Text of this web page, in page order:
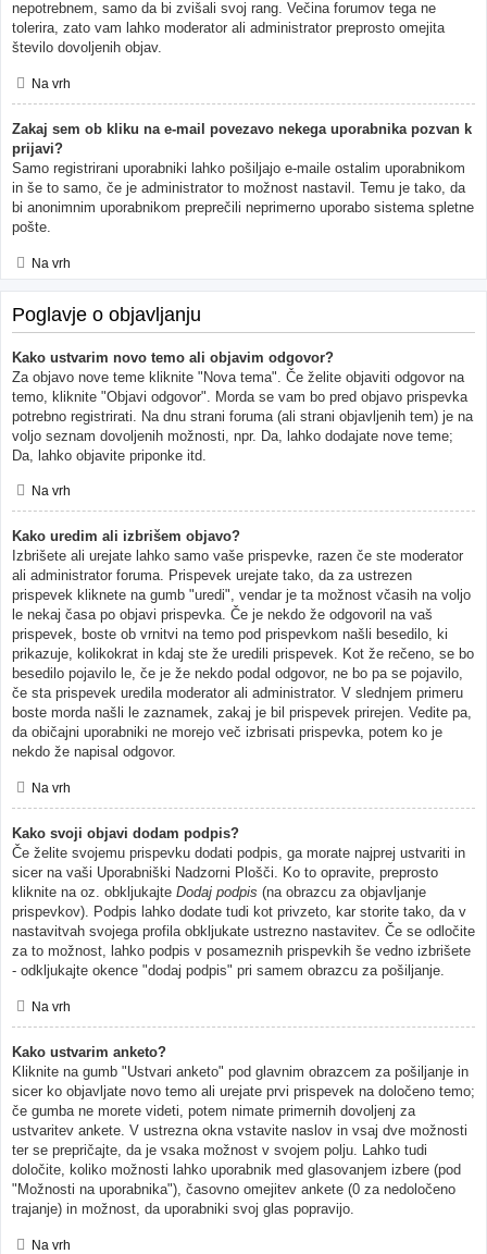
nepotrebnem, samo da bi zvišali svoj rang. Večina forumov tega ne
tolerira, zato vam lahko moderator ali administrator preprosto omejita
število dovoljenih objav.
Na vrh
Zakaj sem ob kliku na e-mail povezavo nekega uporabnika pozvan k
prijavi?
Samo registrirani uporabniki lahko pošiljajo e-maile ostalim uporabnikom
in še to samo, če je administrator to možnost nastavil. Temu je tako, da
bi anonimnim uporabnikom preprečili neprimerno uporabo sistema spletne
pošte.
Na vrh
Poglavje o objavljanju
Kako ustvarim novo temo ali objavim odgovor?
Za objavo nove teme kliknite "Nova tema". Če želite objaviti odgovor na
temo, kliknite "Objavi odgovor". Morda se vam bo pred objavo prispevka
potrebno registrirati. Na dnu strani foruma (ali strani objavljenih tem) je na
voljo seznam dovoljenih možnosti, npr. Da, lahko dodajate nove teme;
Da, lahko objavite priponke itd.
Na vrh
Kako uredim ali izbrišem objavo?
Izbrišete ali urejate lahko samo vaše prispevke, razen če ste moderator
ali administrator foruma. Prispevek urejate tako, da za ustrezen
prispevek kliknete na gumb "uredi", vendar je ta možnost včasih na voljo
le nekaj časa po objavi prispevka. Če je nekdo že odgovoril na vaš
prispevek, boste ob vrnitvi na temo pod prispevkom našli besedilo, ki
prikazuje, kolikokrat in kdaj ste že uredili prispevek. Kot že rečeno, se bo
besedilo pojavilo le, če je že nekdo podal odgovor, ne bo pa se pojavilo,
če sta prispevek uredila moderator ali administrator. V slednjem primeru
boste morda našli le zaznamek, zakaj je bil prispevek prirejen. Vedite pa,
da običajni uporabniki ne morejo več izbrisati prispevka, potem ko je
nekdo že napisal odgovor.
Na vrh
Kako svoji objavi dodam podpis?
Če želite svojemu prispevku dodati podpis, ga morate najprej ustvariti in
sicer na vaši Uporabniški Nadzorni Plošči. Ko to opravite, preprosto
kliknite na oz. obkljukajte Dodaj podpis (na obrazcu za objavljanje
prispevkov). Podpis lahko dodate tudi kot privzeto, kar storite tako, da v
nastavitvah svojega profila obkljukate ustrezno nastavitev. Če se odločite
za to možnost, lahko podpis v posameznih prispevkih še vedno izbrišete
- odkljukajte okence "dodaj podpis" pri samem obrazcu za pošiljanje.
Na vrh
Kako ustvarim anketo?
Kliknite na gumb "Ustvari anketo" pod glavnim obrazcem za pošiljanje in
sicer ko objavljate novo temo ali urejate prvi prispevek na določeno temo;
če gumba ne morete videti, potem nimate primernih dovoljenj za
ustvaritev ankete. V ustrezna okna vstavite naslov in vsaj dve možnosti
ter se prepričajte, da je vsaka možnost v svojem polju. Lahko tudi
določite, koliko možnosti lahko uporabnik med glasovanjem izbere (pod
"Možnosti na uporabnika"), časovno omejitev ankete (0 za nedoločeno
trajanje) in možnost, da uporabniki svoj glas popravijo.
Na vrh